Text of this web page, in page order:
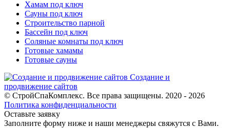
Хамам под ключ
Сауны под ключ
Строительство парной
Бассейн под ключ
Соляные комнаты под ключ
Готовые хамамы
Готовые сауны
Создание и
продвижение сайтов
© СтройСпаКомплекс. Все права защищены. 2020 - 2026
Политика конфиденциальности
Оставьте заявку
Заполните форму ниже и наши менеджеры свяжутся с Вами.